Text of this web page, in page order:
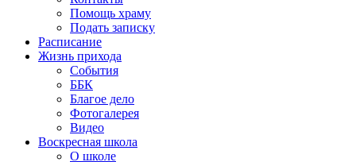
Помощь храму
Подать записку
Расписание
Жизнь прихода
События
ББК
Благое дело
Фотогалерея
Видео
Воскресная школа
О школе